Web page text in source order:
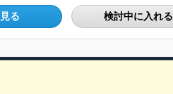
る 検討中に入れる